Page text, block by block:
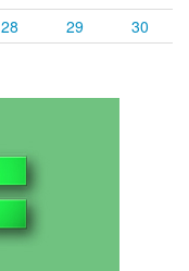
28 29
30